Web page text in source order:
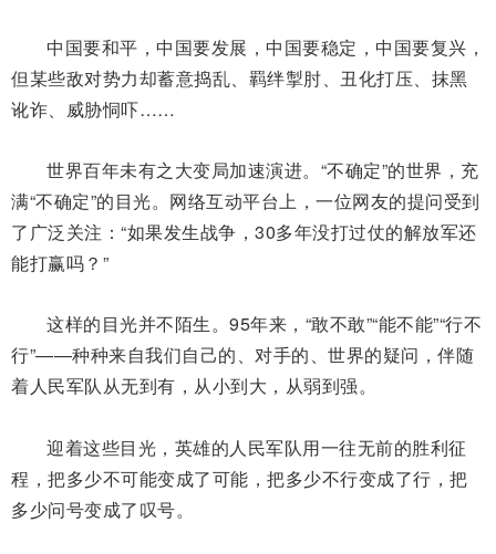
中国要和平，中国要发展，中国要稳定，中国要复兴，
但某些敌对势力却蓄意捣乱、羁绊掣肘、丑化打压、抹黑
讹诈、威胁恫吓……
世界百年未有之大变局加速演进。“不确定”的世界，充
满“不确定”的目光。网络互动平台上，一位网友的提问受到
了广泛关注：“如果发生战争，30多年没打过仗的解放军还
能打赢吗？”
这样的目光并不陌生。95年来，“敢不敢”“能不能”“行不
行”——种种来自我们自己的、对手的、世界的疑问，伴随
着人民军队从无到有，从小到大，从弱到强。
迎着这些目光，英雄的人民军队用一往无前的胜利征
程，把多少不可能变成了可能，把多少不行变成了行，把
多少问号变成了叹号。